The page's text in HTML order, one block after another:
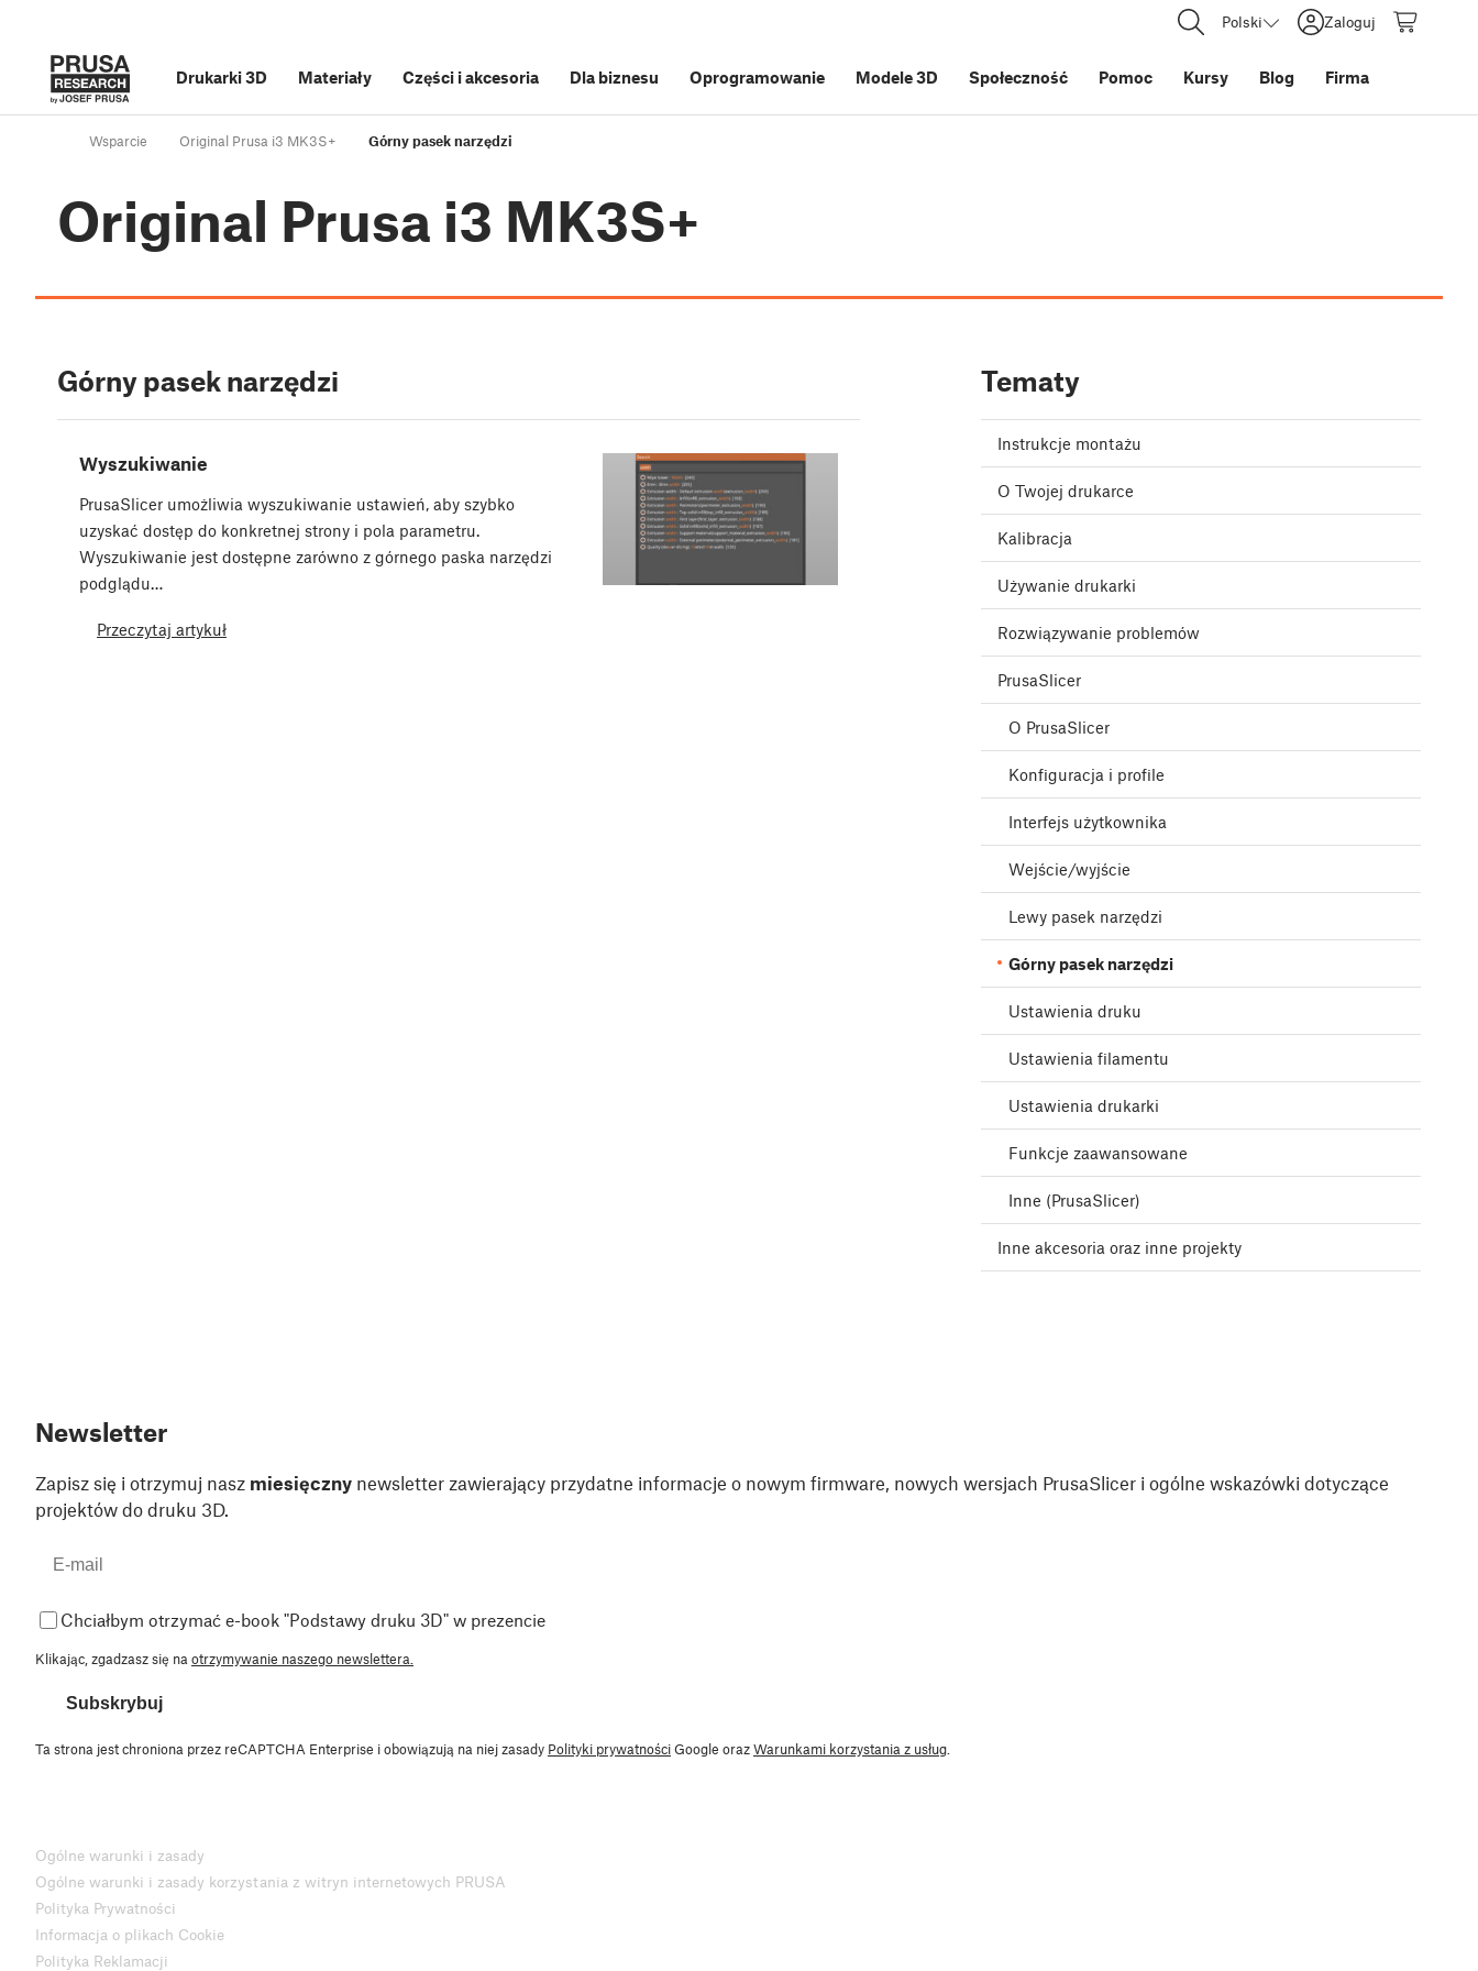
Polski Zaloguj
Drukarki 3D Materiały Części i akcesoria Dla biznesu Oprogramowanie Modele 3D Społeczność Pomoc Kursy Blog Firma
Wsparcie Original Prusa i3 MK3S+ Górny pasek narzędzi
Original Prusa i3 MK3S+
Górny pasek narzędzi
Wyszukiwanie
PrusaSlicer umożliwia wyszukiwanie ustawień, aby szybko
uzyskać dostęp do konkretnej strony i pola parametru.
Wyszukiwanie jest dostępne zarówno z górnego paska narzędzi
podglądu…
Przeczytaj artykuł
Tematy
Instrukcje montażu
O Twojej drukarce
Kalibracja
Używanie drukarki
Rozwiązywanie problemów
PrusaSlicer
O PrusaSlicer
Konfiguracja i profile
Interfejs użytkownika
Wejście/wyjście
Lewy pasek narzędzi
Górny pasek narzędzi
Ustawienia druku
Ustawienia filamentu
Ustawienia drukarki
Funkcje zaawansowane
Inne (PrusaSlicer)
Inne akcesoria oraz inne projekty
Newsletter
Zapisz się i otrzymuj nasz miesięczny newsletter zawierający przydatne informacje o nowym firmware, nowych wersjach PrusaSlicer i ogólne wskazówki dotyczące
projektów do druku 3D.
Chciałbym otrzymać e-book "Podstawy druku 3D" w prezencie
Klikając, zgadzasz się na otrzymywanie naszego newslettera.
Subskrybuj
Ta strona jest chroniona przez reCAPTCHA Enterprise i obowiązują na niej zasady Polityki prywatnościGoogle orazWarunkami korzystania z usług
Ogólne warunki i zasady
Ogólne warunki i zasady korzystania z witryn internetowych PRUSA
Polityka Prywatności
Informacja o plikach Cookie
Polityka Reklamacji